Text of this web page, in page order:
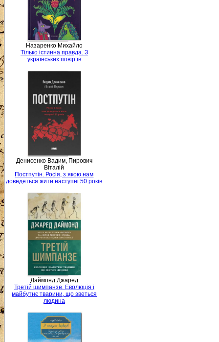
Назаренко Михайло
Тілько істинна правда. З
українських повір’їв
Денисенко Вадим, Пирович
Віталій
Постпутін. Росія, з якою нам
доведеться жити наступні 50 років
Даймонд Джаред
Третій шимпанзе. Еволюція і
майбутнє тварини, що зветься
людина